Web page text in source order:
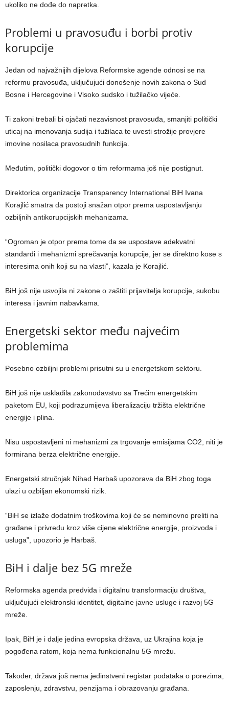
ukoliko ne dođe do napretka.
Problemi u pravosuđu i borbi protiv
korupcije
Jedan od najvažnijih dijelova Reformske agende odnosi se na
reformu pravosuđa, uključujući donošenje novih zakona o Sud
Bosne i Hercegovine i Visoko sudsko i tužilačko vijeće.
Ti zakoni trebali bi ojačati nezavisnost pravosuđa, smanjiti politički
uticaj na imenovanja sudija i tužilaca te uvesti strožije provjere
imovine nosilaca pravosudnih funkcija.
Međutim, politički dogovor o tim reformama još nije postignut.
Direktorica organizacije Transparency International BiH Ivana
Korajlić smatra da postoji snažan otpor prema uspostavljanju
ozbiljnih antikorupcijskih mehanizama.
“Ogroman je otpor prema tome da se uspostave adekvatni
standardi i mehanizmi sprečavanja korupcije, jer se direktno kose s
interesima onih koji su na vlasti”, kazala je Korajlić.
BiH još nije usvojila ni zakone o zaštiti prijavitelja korupcije, sukobu
interesa i javnim nabavkama.
Energetski sektor među najvećim
problemima
Posebno ozbiljni problemi prisutni su u energetskom sektoru.
BiH još nije uskladila zakonodavstvo sa Trećim energetskim
paketom EU, koji podrazumijeva liberalizaciju tržišta električne
energije i plina.
Nisu uspostavljeni ni mehanizmi za trgovanje emisijama CO2, niti je
formirana berza električne energije.
Energetski stručnjak Nihad Harbaš upozorava da BiH zbog toga
ulazi u ozbiljan ekonomski rizik.
“BiH se izlaže dodatnim troškovima koji će se neminovno preliti na
građane i privredu kroz više cijene električne energije, proizvoda i
usluga”, upozorio je Harbaš.
BiH i dalje bez 5G mreže
Reformska agenda predviđa i digitalnu transformaciju društva,
uključujući elektronski identitet, digitalne javne usluge i razvoj 5G
mreže.
Ipak, BiH je i dalje jedina evropska država, uz Ukrajina koja je
pogođena ratom, koja nema funkcionalnu 5G mrežu.
Također, država još nema jedinstveni registar podataka o porezima,
zaposlenju, zdravstvu, penzijama i obrazovanju građana.